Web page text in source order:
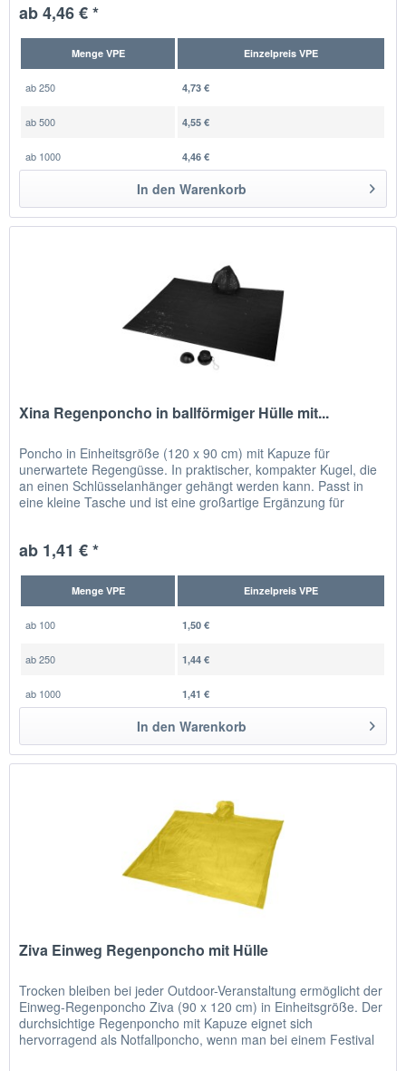
ab 4,46 € *
Menge VPE Einzelpreis VPE
ab250 4,73 €
ab500 4,55 €
ab 1000 4,46 €
In den Warenkorb
Xina Regenponcho in ballförmiger Hülle mit...
Poncho in Einheitsgröße (120 x 90 cm) mit Kapuze für
unerwartete Regengüsse. In praktischer, kompakter Kugel, die
an einen Schlüsselanhänger gehängt werden kann. Passt in
eine kleine Tasche und ist eine großartige Ergänzung für
ab 1,41 € *
Menge VPE Einzelpreis VPE
ab 100 1,50 €
ab250 1,44 €
ab 1000 1,41 €
In den Warenkorb
Ziva Einweg Regenponcho mit Hülle
Trocken bleiben bei jeder Outdoor-Veranstaltung ermöglicht der
Einweg-Regenponcho Ziva (90 x 120 cm) in Einheitsgröße. Der
durchsichtige Regenponcho mit Kapuze eignet sich
hervorragend als Notfallponcho, wenn man bei einem Festival